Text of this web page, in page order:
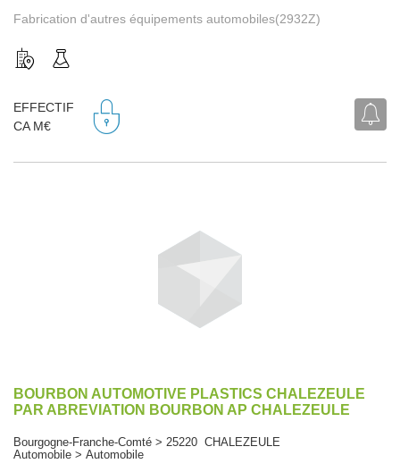
Fabrication d'autres équipements automobiles(2932Z)
EFFECTIF
CA M€
BOURBON AUTOMOTIVE PLASTICS CHALEZEULE
PAR ABREVIATION BOURBON AP CHALEZEULE
Bourgogne-Franche-Comté > 25220 CHALEZEULE
Automobile > Automobile